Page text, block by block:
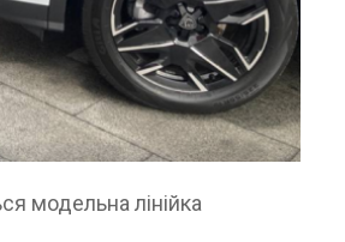
модельна лінійка